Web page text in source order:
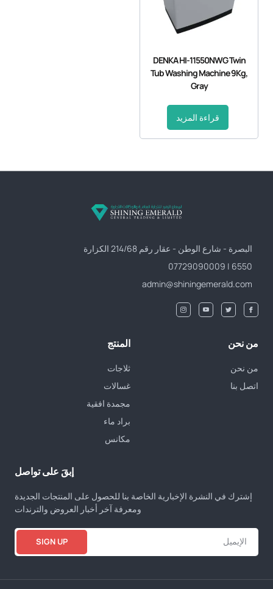
DENKA HI-11550NWG Twin
Tub Washing Machine 9Kg,
Gray
قراءة المزيد
البصرة - شارع الوطن - عقار رقم 214/68 الكزارة
6550 | 07729090009
admin@shiningemerald.com
من نحن
من نحن
اتصل بنا
المنتج
ثلاجات
غسالات
مجمدة افقية
براد ماء
مكانس
إبقَ على تواصل
إشترك في النشرة الإخبارية الخاصة بنا للحصول على المنتجات الجديدة
ومعرفة آخر أخبار العروض والترندات
SIGN UP